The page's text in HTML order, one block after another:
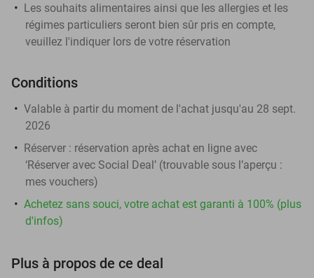
Les souhaits alimentaires ainsi que les allergies et les
régimes particuliers seront bien sûr pris en compte,
veuillez l'indiquer lors de votre réservation
Conditions
Valable à partir du moment de l'achat jusqu'au 28 sept.
2026
Réserver : réservation après achat en ligne avec
‘Réserver avec Social Deal’ (trouvable sous l’aperçu :
mes vouchers)
Achetez sans souci, votre achat est garanti à 100% (plus
d'infos)
Plus à propos de ce deal